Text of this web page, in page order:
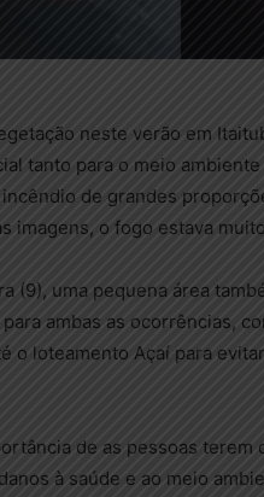
neste verão em
tanto para o meio
de grandes
imagens, o fogo estava
(9), uma pequena área
ambas as ocorrências,
o loteamento Açaí para
de as pessoas
à saúde e ao meio